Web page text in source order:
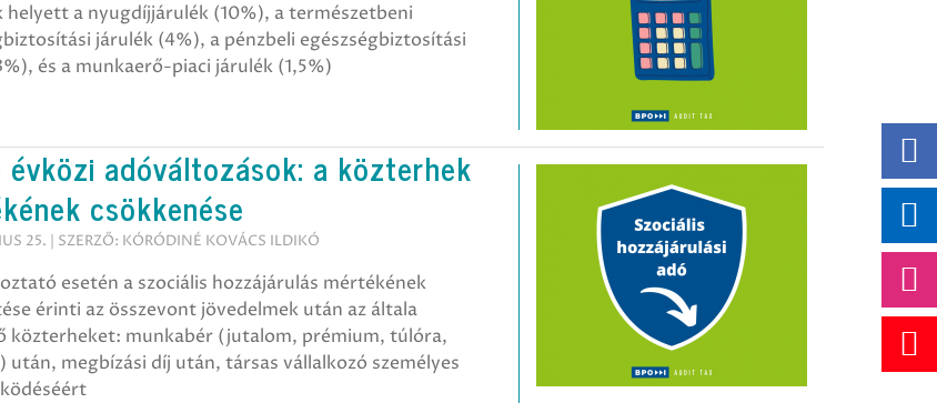
helyett a nyugdíjjárulék (10%), a természetbeni
járulék (4%), a pénzbeli egészségbiztosítási
és a munkaerő-piaci járulék (1,5%)
adóváltozások: a közterhek
csökkenése
25. | SZERZŐ: KÓRÓDINÉ KOVÁCS ILDIKÓ
esetén a szociális hozzájárulás mértékének
érinti az összevont jövedelmek után az általa
közterheket: munkabér (jutalom, prémium, túlóra,
után, megbízási díj után, társas vállalkozó személyes